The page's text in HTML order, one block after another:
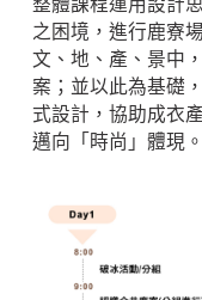
整體課程運用設計
之困境，進行鹿寮
文、地、產、景中
案；並以此為基礎
式設計，協助成衣
邁向「時尚」體現。